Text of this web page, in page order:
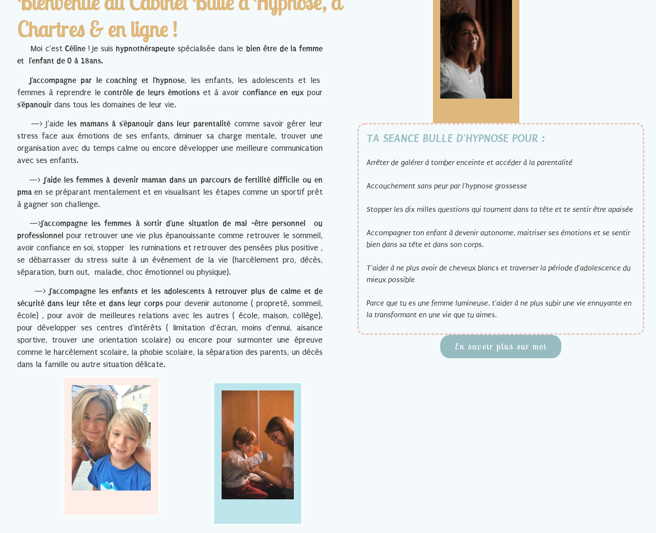
Chartres & en ligne !
Moi c’estCéline ! Je suis hypnothérapeutespécialisée dans le bien être de la femme
et l’enfant de 0 à 18ans.
J’accompagne par le coaching et l’hypnose, les enfants, les adolescents et les
femmes à reprendre le contrôle de leurs émotionset à avoir confiance en euxpour
s’épanouirdans tous les domaines de leur vie.
—> J’aide les mamans à s’épanouir dans leur parentalité comme savoir gérer leur
stress face aux émotions de ses enfants, diminuer sa charge mentale, trouver une
organisation avec du temps calme ou encore développer une meilleure communication
avec ses enfants.
—> J’aide les femmes à devenir maman dans un parcours de fertilité difficile ou en
pmaen se préparant mentalement et en visualisant les étapes comme un sportif prêt
à gagner son challenge.
—>J’accompagne les femmes à sortir d’une situation de mal -être personnel
ou
professionnel pour retrouver une vie plus épanouissante comme retrouver le sommeil,
avoir confiance en soi, stopper les ruminations et retrouver des pensées plus positive ,
se débarrasser du stress suite à un événement de la vie (harcèlement pro, décès,
séparation, burn out, maladie, choc émotionnel ou physique).
—> J’accompagne les enfants et les adolescents à retrouver plus de calme et de
sécurité dans leur tête et dans leur corpspour devenir autonome ( propreté, sommeil,
école) , pour avoir de meilleures relations avec les autres ( école, maison, collège),
pour développer ses centres d’intérêts ( limitation d’écran, moins d’ennui, aisance
sportive, trouver une orientation scolaire) ou encore pour surmonter une épreuve
comme le harcèlement scolaire, la phobie scolaire, la séparation des parents, un décès
dans la famille ou autre situation délicate.
TA SEANCE BULLE D'HYPNOSE POUR :
Arrêter de galérer à tomber enceinte et accéder à la parentalité
Accouchement sans peur par l'hypnose grossesse
Stopper les dix milles questions qui tournent dans ta tête et te sentir être apaisée
Accompagner ton enfant à devenir autonome, maitriser ses émotions et se sentir
bien dans sa tête et dans son corps.
T'aider à ne plus avoir de cheveux blancs et traverser la période d'adolescence du
mieux possible
Parce que tu es une femme lumineuse, t'aider à ne plus subir une vie ennuyante en
la transformant en une vie que tu aimes.
En savoir plus sur moi